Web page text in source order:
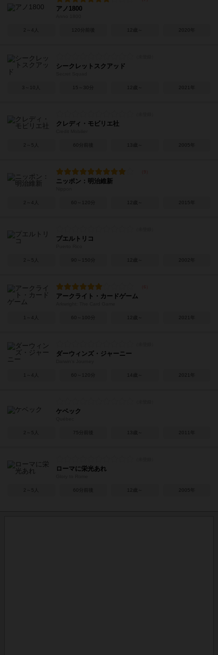
アノ1800
2～4人 120分前後 12歳～ 2020年
シークレットスクアッド
3～10人 15～30分 12歳～ 2021年
クレディ・モビリエ社
2～5人 60分前後 13歳～ 2005年
ニッポン：明治維新
2～4人 60～120分 12歳～ 2015年
プエルトリコ
2～5人 90～150分 12歳～ 2002年
アークライト・カードゲーム
1～4人 60～100分 12歳～ 2021年
ダーウィンズ・ジャーニー
1～4人 60～120分 14歳～ 2021年
ケベック
2～5人 75分前後 13歳～ 2011年
ローマに栄光あれ
2～5人 60分前後 12歳～ 2005年